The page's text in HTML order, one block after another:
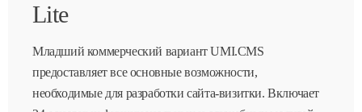
Lite
Младший коммерческий вариант UMI.CMS
предоставляет все основные возможности,
необходимые для разработки сайта-визитки. Включает